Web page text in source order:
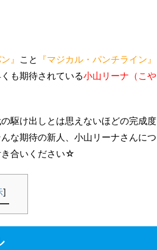
』 こと
『マジカル・パンチライン』
も期待されている小山リーナ（こや
駆け出しとは思えないほどの完成度
な期待の新人、小山リーナさんにつ
き合いください☆
]